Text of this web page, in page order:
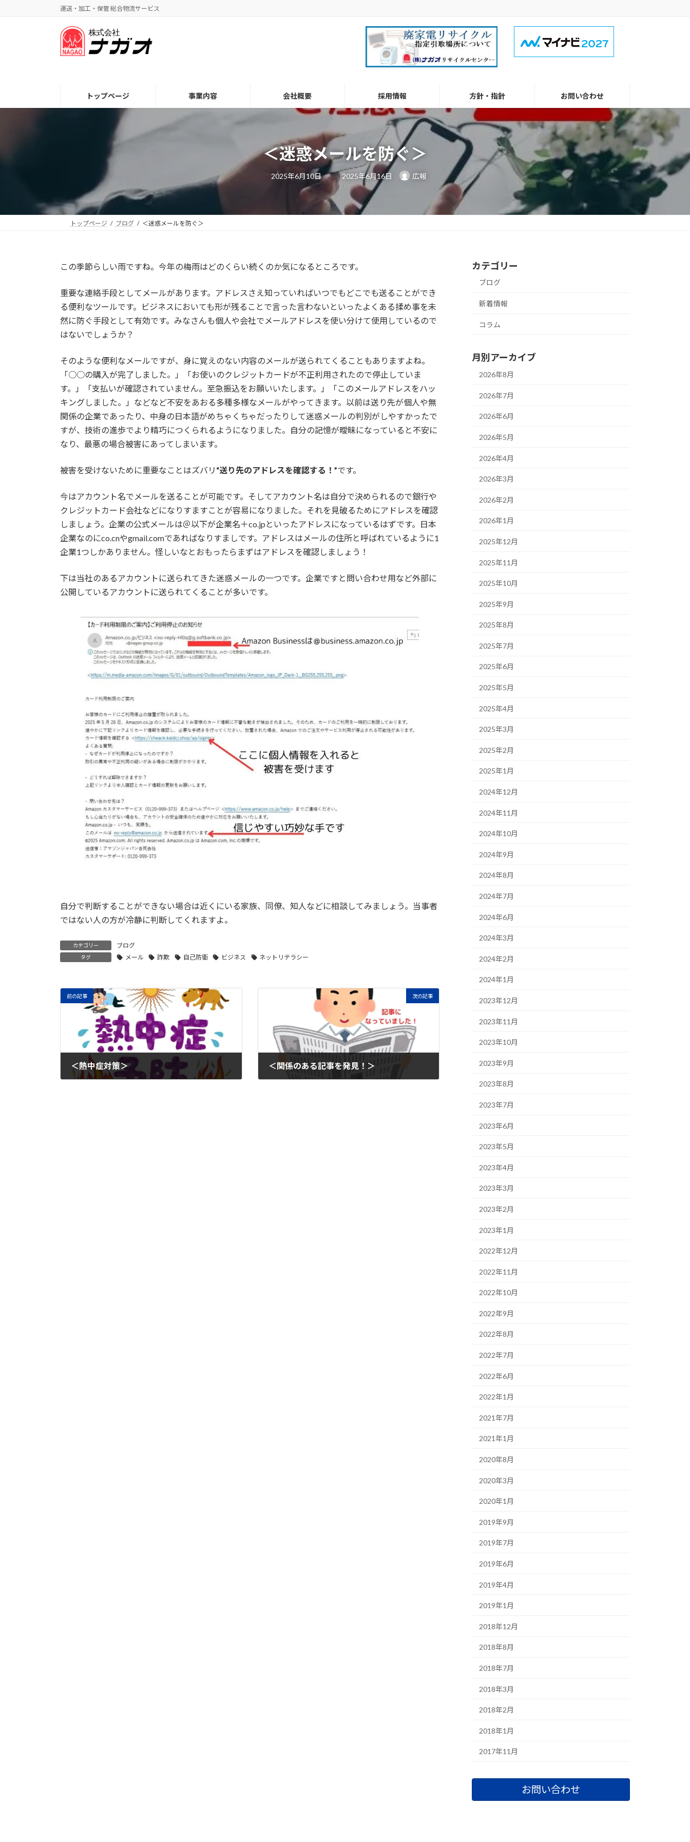
運送・加工・保管 総合物流サービス
トップページ 事業内容 会社概要 採用情報 方針・指針 お問い合わせ
＜迷惑メールを防ぐ＞
2025年6月10日
最
終
時
:
2025年6月16日 広報
トップページ ブログ ＜迷惑メールを防ぐ＞
この季節らしい雨ですね。今年の梅雨はどのくらい続くのか気になるところです。
重要な連絡手段としてメールがあります。アドレスさえ知っていればいつでもどこでも送ることができ
る便利なツールです。ビジネスにおいても形が残ることで言った言わないといったよくある揉め事を未
然に防ぐ手段として有効です。みなさんも個人や会社でメールアドレスを使い分けて使用しているので
はないでしょうか？
そのような便利なメールですが、身に覚えのない内容のメールが送られてくることもありますよね。
「○○の購入が完了しました。」「お使いのクレジットカードが不正利用されたので停止していま
す。」「支払いが確認されていません。至急振込をお願いいたします。」「このメールアドレスをハッ
キングしました。」などなど不安をあおる多種多様なメールがやってきます。以前は送り先が個人や無
関係の企業であったり、中身の日本語がめちゃくちゃだったりして迷惑メールの判別がしやすかったで
すが、技術の進歩でより精巧につくられるようになりました。自分の記憶が曖昧になっていると不安に
なり、最悪の場合被害にあってしまいます。
被害を受けないために重要なことはズバリ “送り先のアドレスを確認する！”です。
今はアカウント名でメールを送ることが可能です。そしてアカウント名は自分で決められるので銀行や
クレジットカード会社などになりすますことが容易になりました。それを見破るためにアドレスを確認
しましょう。企業の公式メールは＠以下が企業名＋co.jpといったアドレスになっているはずです。日本
企業なのにco.cnやgmail.comであればなりすましです。アドレスはメールの住所と呼ばれているように1
企業1つしかありません。怪しいなとおもったらまずはアドレスを確認しましょう！
下は当社のあるアカウントに送られてきた迷惑メールの一つです。企業ですと問い合わせ用など外部に
公開しているアカウントに送られてくることが多いです。
自分で判断することができない場合は近くにいる家族、同僚、知人などに相談してみましょう。当事者
ではない人の方が冷静に判断してくれますよ。
カテゴリー ブログ
タグ メール 詐欺 自己防衛 ビジネス ネットリテラシー
前の記事
＜熱中症対策＞
次の記事
＜関係のある記事を発見！＞
カテゴリー
ブログ
新着情報
コラム
月別アーカイブ
2026年8月
2026年7月
2026年6月
2026年5月
2026年4月
2026年3月
2026年2月
2026年1月
2025年12月
2025年11月
2025年10月
2025年9月
2025年8月
2025年7月
2025年6月
2025年5月
2025年4月
2025年3月
2025年2月
2025年1月
2024年12月
2024年11月
2024年10月
2024年9月
2024年8月
2024年7月
2024年6月
2024年3月
2024年2月
2024年1月
2023年12月
2023年11月
2023年10月
2023年9月
2023年8月
2023年7月
2023年6月
2023年5月
2023年4月
2023年3月
2023年2月
2023年1月
2022年12月
2022年11月
2022年10月
2022年9月
2022年8月
2022年7月
2022年6月
2022年1月
2021年7月
2021年1月
2020年8月
2020年3月
2020年1月
2019年9月
2019年7月
2019年6月
2019年4月
2019年1月
2018年12月
2018年8月
2018年7月
2018年3月
2018年2月
2018年1月
2017年11月
お問い合わせ